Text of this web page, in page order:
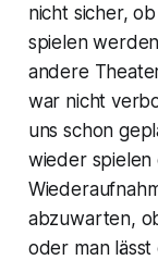
nicht sicher,
spielen
andere
war nicht
uns schon
wieder spielen
abzuwarten,
oder man